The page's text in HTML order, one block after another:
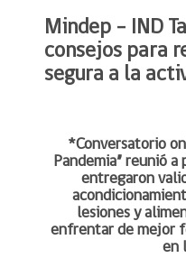
Mindep – IND
consejos para
segura a la
*Conversatorio
Pandemia” reunió
entregaron
lesiones y
enfrentar de mejor
en